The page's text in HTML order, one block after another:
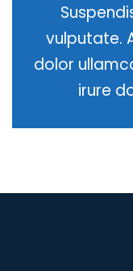
vulputate.
dolor
irure